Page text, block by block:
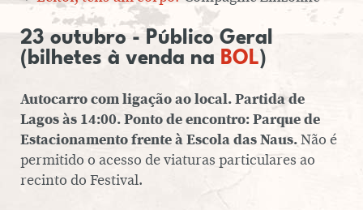
23 outubro - Público Geral
(bilhetes à venda na BOL)
Au­to­carro com ligação ao local. Partida de
Lagos às 14:00. Ponto de encontro: Parque de
Es­ta­ci­o­na­mento frente à Escola das Naus.Não é
per­mi­tido o acesso de viaturas par­ti­cu­la­res ao
recinto do Festival.